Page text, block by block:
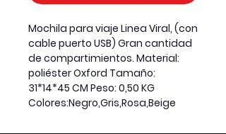
Mochila para viaje Linea Viral, (con
cable puerto USB) Gran cantidad
de compartimientos. Material:
poliéster Oxford Tamaño:
31*14*45 CM Peso: 0,50 KG
Colores:Negro,Gris,Rosa,Beige